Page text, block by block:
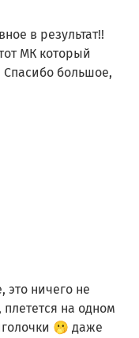
в результат!!
МК который
Спасибо большое,
это ничего не
на одном
🫢 даже